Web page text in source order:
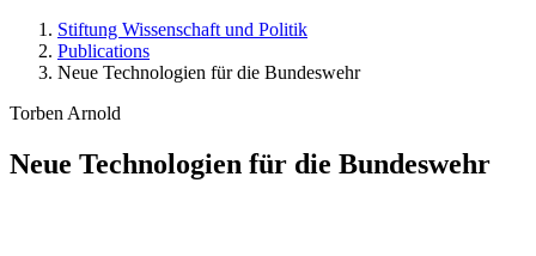
Stiftung Wissenschaft und Politik
Publications
Neue Technologien für die Bundeswehr
Torben Arnold
Neue Technologien für die Bundeswehr